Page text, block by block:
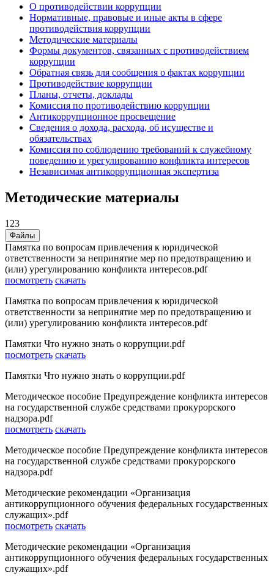
О противодействии коррупции
Нормативные, правовые и иные акты в сфере
противодействия коррупции
Методические материалы
Формы документов, связанных с противодействием
коррупции
Обратная связь для сообщения о фактах коррупции
Противодействие коррупции
Планы, отчеты, доклады
Комиссия по противодействию коррупции
Антикоррупционное просвещение
Сведения о дохода, расхода, об исуществе и
обязательствах
Комиссия по соблюдению требований к служебному
поведению и урегулированию конфликта интересов
Независимая антикоррупционная экспертиза
Методические материалы
123
Файлы
Памятка по вопросам привлечения к юридической
ответственности за непринятие мер по предотвращению и
(или) урегулированию конфликта интересов.pdf
посмотреть скачать
Памятка по вопросам привлечения к юридической
ответственности за непринятие мер по предотвращению и
(или) урегулированию конфликта интересов.pdf
Памятки Что нужно знать о коррупции.pdf
посмотреть скачать
Памятки Что нужно знать о коррупции.pdf
Методическое пособие Предупреждение конфликта интересов
на государственной службе средствами прокурорского
надзора.pdf
посмотреть скачать
Методическое пособие Предупреждение конфликта интересов
на государственной службе средствами прокурорского
надзора.pdf
Методические рекомендации «Организация
антикоррупционного обучения федеральных государственных
служащих».pdf
посмотреть скачать
Методические рекомендации «Организация
антикоррупционного обучения федеральных государственных
служащих».pdf